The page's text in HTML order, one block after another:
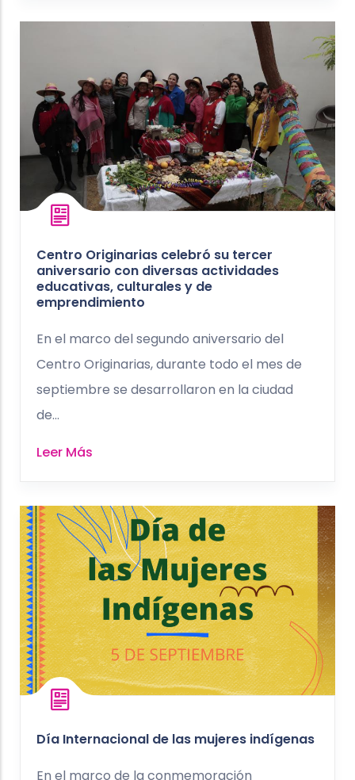
Centro Originarias celebró su tercer
aniversario con diversas actividades
educativas, culturales y de
emprendimiento
En el marco del segundo aniversario del
Centro Originarias, durante todo el mes de
septiembre se desarrollaron en la ciudad
de...
Leer Más
Día Internacional de las mujeres indígenas
En el marco de la conmemoración